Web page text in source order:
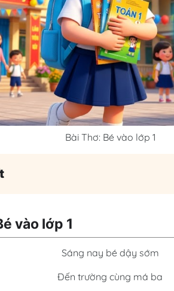
Bài Thơ: Bé vào lớp 1
vào lớp 1
Sáng nay bé dậy sớm
Đến trường cùng má ba